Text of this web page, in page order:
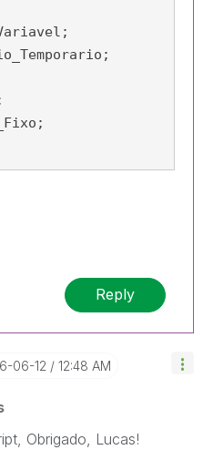
Reply
06-12 12:48 AM
Obrigado, Lucas!